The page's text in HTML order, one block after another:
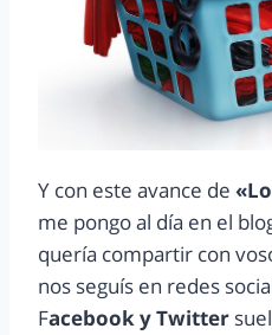
Y con este avance de
me pongo al día en el
quería compartir con
nos seguís en redes
Facebook y Twitter